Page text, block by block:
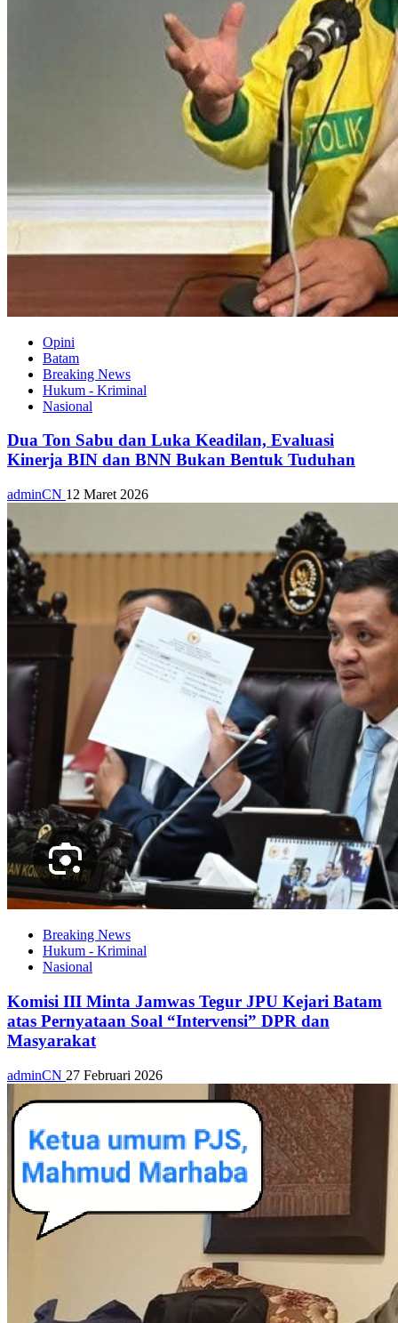
Opini
Batam
Breaking News
Hukum - Kriminal
Nasional
Dua Ton Sabu dan Luka Keadilan, Evaluasi
Kinerja BIN dan BNN Bukan Bentuk Tuduhan
adminCN 12 Maret 2026
Breaking News
Hukum - Kriminal
Nasional
Komisi III Minta Jamwas Tegur JPU Kejari Batam
atas Pernyataan Soal “Intervensi” DPR dan
Masyarakat
adminCN 27 Februari 2026